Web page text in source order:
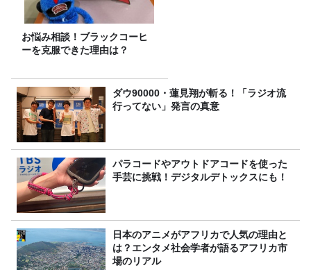
お悩み相談！ブラックコーヒ
ーを克服できた理由は？
ダウ90000・蓮見翔が斬る！「ラジオ流
行ってない」発言の真意
パラコードやアウトドアコードを使った
手芸に挑戦！デジタルデトックスにも！
日本のアニメがアフリカで人気の理由と
は？エンタメ社会学者が語るアフリカ市
場のリアル